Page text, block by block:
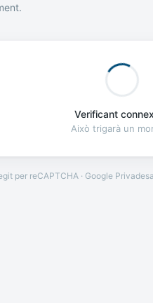
Verificant
Això trigarà un
per reCAPTCHA · Google Privadesa